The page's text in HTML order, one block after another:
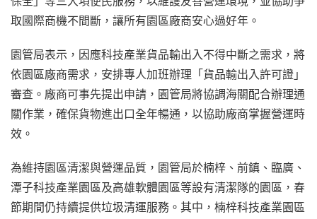
取國際商機不間斷，讓所有園區廠商安心過好年。
園管局表示，因應科技產業貨品輸出入不得中斷之需求，將
依園區廠商需求，安排專人加班辦理「貨品輸出入許可證」
審查。廠商可事先提出申請，園管局將協調海關配合辦理通
關作業，確保貨物進出口全年暢通，以協助廠商掌握營運時
效。
為維持園區清潔與營運品質，園管局於楠梓、前鎮、臨廣、
潭子科技產業園區及高雄軟體園區等設有清潔隊的園區，春
節期間仍持續提供垃圾清運服務。其中，楠梓科技產業園區